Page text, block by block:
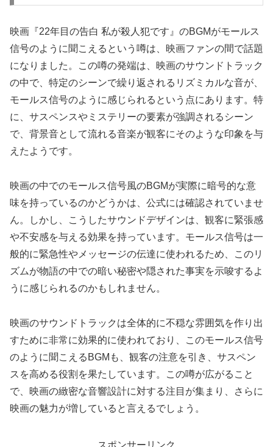
映画『22年目の告白 私が殺人犯です』のBGMがモールス
信号のように聞こえるという噂は、映画ファンの間で話題
になりました。この噂の発端は、映画のサウンドトラック
の中で、特定のシーンで繰り返されるリズミカルな音が、
モールス信号のように感じられるという点にあります。特
に、サスペンスやミステリーの要素が強調されるシーン
で、背景音として流れる音楽が観客にそのような印象を与
えたようです。
映画の中でのモールス信号風のBGMが実際に暗号的な意
味を持っているのかどうかは、公式には確認されていませ
ん。しかし、こうしたサウンドデザインは、観客に緊張感
や不安感を与える効果を持っています。モールス信号は一
般的に緊急性やメッセージの伝達に使われるため、このリ
ズムが物語の中での暗い秘密や隠された事実を示唆するよ
うに感じられるのかもしれません。
映画のサウンドトラックは全体的に不穏な雰囲気を作り出
すために非常に効果的に使われており、このモールス信号
のように聞こえるBGMも、観客の注意を引き、サスペン
スを高める役割を果たしています。この噂が広がること
で、映画の緻密な音響設計に対する注目が集まり、さらに
映画の魅力が増していると言えるでしょう。
スポンサーリンク